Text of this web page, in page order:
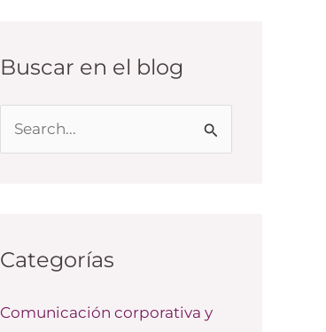
Buscar en el blog
a
p
Categorías
Comunicación corporativa y